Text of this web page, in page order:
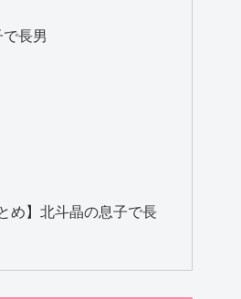
長男
め】北斗晶の息子で長